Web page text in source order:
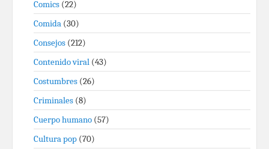
Comics (22)
Comida (30)
Consejos (212)
Contenido viral (43)
Costumbres (26)
Criminales (8)
Cuerpo humano (57)
Cultura pop (70)